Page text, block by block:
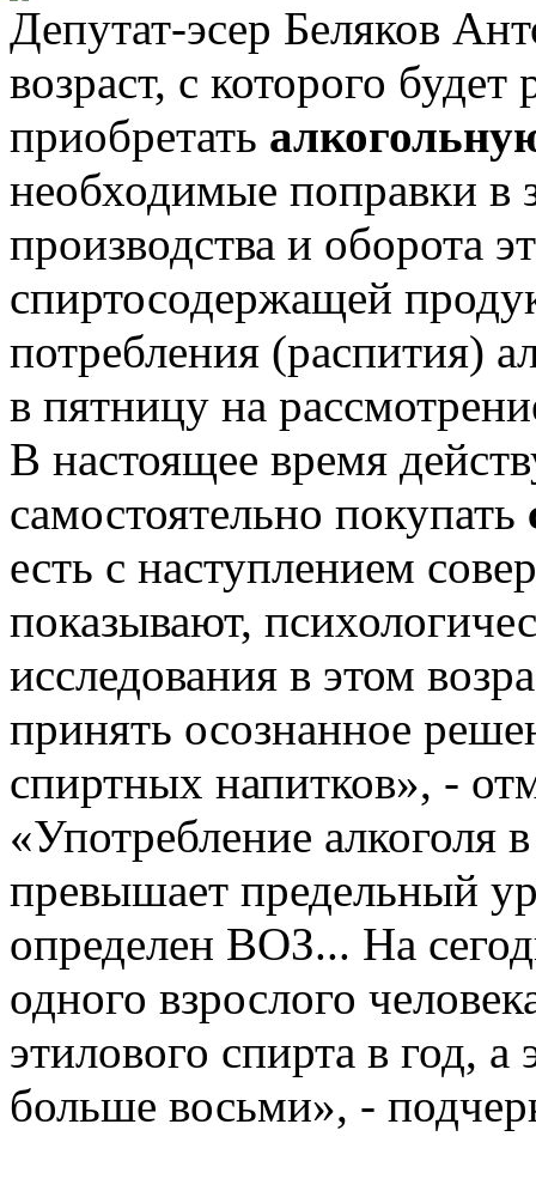
Депутат-эсер Беляков
возраст, с которого
приобретать
необходимые поправки в
производства и оборота
спиртосодержащей
потребления (распития)
в пятницу на
В настоящее время
самостоятельно покупать
есть с наступлением
показывают,
исследования в этом
принять осознанное
спиртных напитков», -
«Употребление алкоголя
превышает предельный
определен ВОЗ... На
одного взрослого
этилового спирта в год,
больше восьми», -